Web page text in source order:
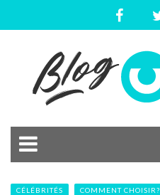
CÉLÉBRITÉS COMMENT CHOISIR?